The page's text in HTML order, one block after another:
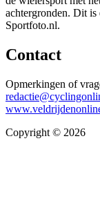
achtergronden. Dit
Sportfoto.nl.
Contact
Opmerkingen of
Copyright © 2026